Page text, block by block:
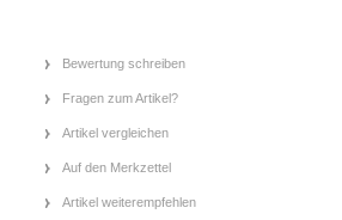
Bewertung schreiben
Fragen zum Artikel?
Artikel vergleichen
Auf den Merkzettel
Artikel weiterempfehlen